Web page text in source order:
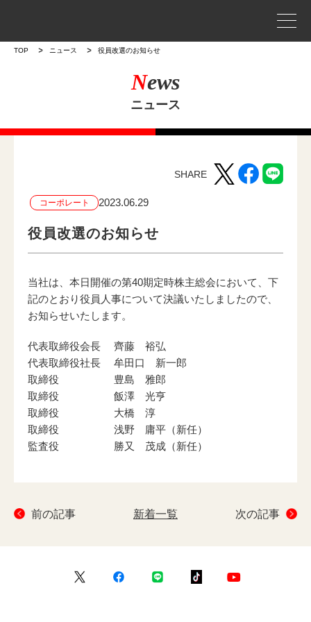
TOP ニュース 役員改選のお知らせ
News
ニュース
SHARE
コーポレート 2023.06.29
役員改選のお知らせ
当社は、本日開催の第40期定時株主総会において、下
記のとおり役員人事について決議いたしましたので、
お知らせいたします。
代表取締役会長 齊藤 裕弘
代表取締役社長 牟田口 新一郎
取締役 豊島 雅郎
取締役 飯澤 光亨
取締役 大橋 淳
取締役 浅野 庸平（新任）
監査役 勝⼜ 茂成（新任）
前の記事 新着一覧 次の記事
事業案内
プロジェクトストーリー
お問い合わせ
JP/EN